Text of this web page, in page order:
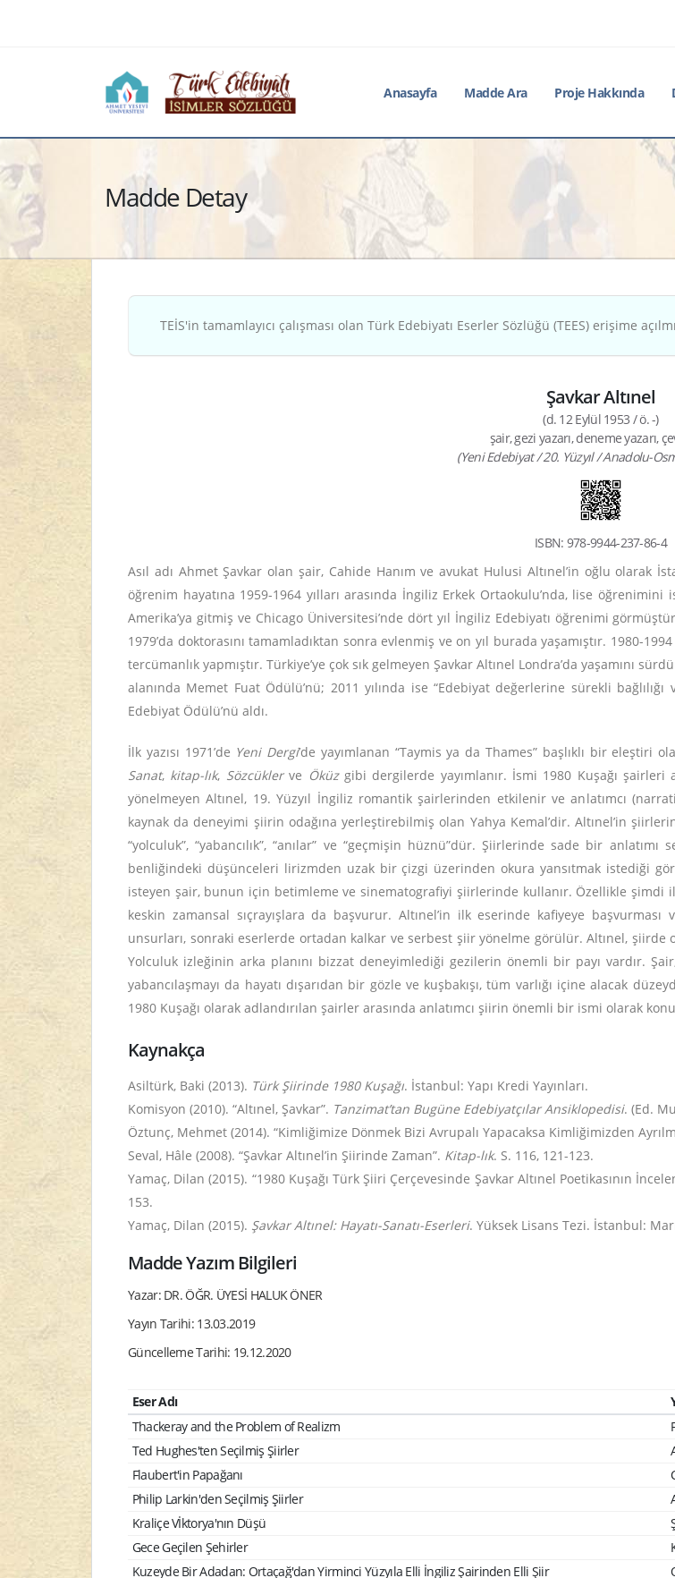
Anasayfa Madde Ara Proje Hakkında
Madde Detay
TEİS'in tamamlayıcı çalışması olan Türk Edebiyatı Eserler Sözlüğü (TEES) erişime
Şavkar Altınel
(d. 12 Eylül 1953 / ö. -)
şair, gezi yazarı, deneme yazarı,
(Yeni Edebiyat / 20. Yüzyıl / Anadolu-
ISBN: 978-9944-237-86-4
Asıl adı Ahmet Şavkar olan şair, Cahide Hanım ve avukat Hulusi Altınel’in oğlu olarak
öğrenim hayatına 1959-1964 yılları arasında İngiliz Erkek Ortaokulu’nda, lise öğrenimini
Amerika’ya gitmiş ve Chicago Üniversitesi’nde dört yıl İngiliz Edebiyatı öğrenimi
1979’da doktorasını tamamladıktan sonra evlenmiş ve on yıl burada yaşamıştır. 1980-
tercümanlık yapmıştır. Türkiye’ye çok sık gelmeyen Şavkar Altınel Londra’da yaşamını
alanında Memet Fuat Ödülü’nü; 2011 yılında ise “Edebiyat değerlerine sürekli
Edebiyat Ödülü’nü aldı.
İlk yazısı 1971’de Yeni Dergi’de yayımlanan “Taymis ya da Thames” başlıklı bir eleştiri
Sanat, kitap-lık, Sözcüklerve Öküzgibi dergilerde yayımlanır. İsmi 1980 Kuşağı
yönelmeyen Altınel, 19. Yüzyıl İngiliz romantik şairlerinden etkilenir ve anlatımcı
kaynak da deneyimi şiirin odağına yerleştirebilmiş olan Yahya Kemal’dir. Altınel’in
“yolculuk”, “yabancılık”, “anılar” ve “geçmişin hüznü”dür. Şiirlerinde sade bir
benliğindeki düşünceleri lirizmden uzak bir çizgi üzerinden okura yansıtmak istediği
isteyen şair, bunun için betimleme ve sinematografiyi şiirlerinde kullanır. Özellikle şimdi
keskin zamansal sıçrayışlara da başvurur. Altınel’in ilk eserinde kafiyeye
unsurları, sonraki eserlerde ortadan kalkar ve serbest şiir yönelme görülür. Altınel, şiirde
Yolculuk izleğinin arka planını bizzat deneyimlediği gezilerin önemli bir payı vardır.
yabancılaşmayı da hayatı dışarıdan bir gözle ve kuşbakışı, tüm varlığı içine alacak
1980 Kuşağı olarak adlandırılan şairler arasında anlatımcı şiirin önemli bir ismi olarak
Kaynakça
Asiltürk, Baki (2013). Türk Şiirinde 1980 Kuşağı. İstanbul: Yapı Kredi Yayınları.
Komisyon (2010). “Altınel, Şavkar”. Tanzimat’tan Bugüne Edebiyatçılar Ansiklopedisi. (Ed.
Öztunç, Mehmet (2014). “Kimliğimize Dönmek Bizi Avrupalı Yapacaksa Kimliğimizden
Seval, Hâle (2008). “Şavkar Altınel’in Şiirinde Zaman”. Kitap-lık. S. 116, 121-123.
Yamaç, Dilan (2015). “1980 Kuşağı Türk Şiiri Çerçevesinde Şavkar Altınel Poetikasının
153.
Yamaç, Dilan (2015). Şavkar Altınel: Hayatı-Sanatı-Eserleri. Yüksek Lisans Tezi. İstanbul:
Madde Yazım Bilgileri
Yazar: DR. ÖĞR. ÜYESİ HALUK ÖNER
Yayın Tarihi: 13.03.2019
Güncelleme Tarihi: 19.12.2020
Eser Adı
Thackeray and the Problem of Realizm
Ted Hughes'ten Seçilmiş Şiirler
Flaubert'in Papağanı
Philip Larkin'den Seçilmiş Şiirler
Kraliçe Vİktorya'nın Düşü
Gece Geçilen Şehirler
Kuzeyde Bir Adadan: Ortaçağ'dan Yirminci Yüzyıla Elli İngiliz Şairinden Elli Şiir